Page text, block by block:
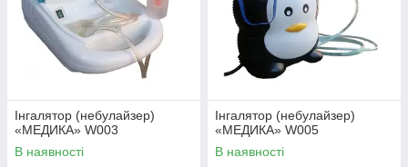
Інгалятор (небулайзер)
«МЕДИКА» W003
В наявності
Інгалятор (небулайзер)
«МЕДИКА» W005
В наявності